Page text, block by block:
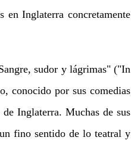
en Inglaterra concretamente
sudor y lágrimas" ("In
conocido por sus comedias
Inglaterra. Muchas de sus
fino sentido de lo teatral y